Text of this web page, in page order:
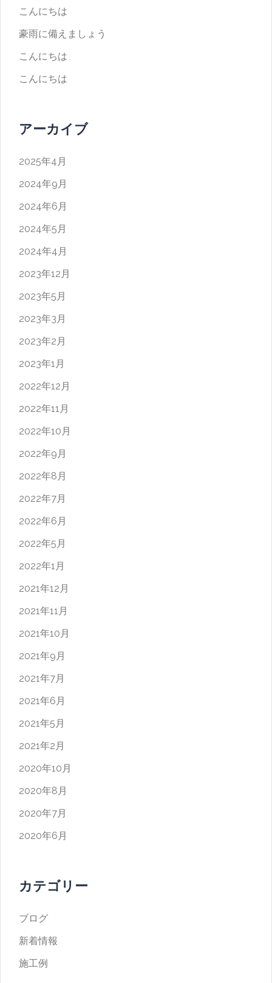
こんにちは
豪雨に備えましょう
こんにちは
こんにちは
アーカイブ
2025年4月
2024年9月
2024年6月
2024年5月
2024年4月
2023年12月
2023年5月
2023年3月
2023年2月
2023年1月
2022年12月
2022年11月
2022年10月
2022年9月
2022年8月
2022年7月
2022年6月
2022年5月
2022年1月
2021年12月
2021年11月
2021年10月
2021年9月
2021年7月
2021年6月
2021年5月
2021年2月
2020年10月
2020年8月
2020年7月
2020年6月
カテゴリー
ブログ
新着情報
施工例